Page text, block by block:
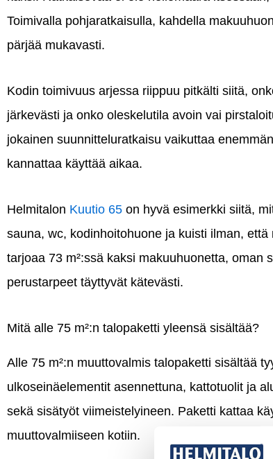
Toimivalla pohjaratkaisulla, kahdella
pärjää mukavasti.
Kodin toimivuus arjessa riippuu pitkälti siitä,
järkevästi ja onko oleskelutila avoin vai
jokainen suunnitteluratkaisu vaikuttaa
kannattaa käyttää aikaa.
Helmitalon Kuutio 65 on hyvä esimerkki siitä,
sauna, wc, kodinhoitohuone ja kuisti ilman,
tarjoaa 73 m²:ssä kaksi makuuhuonetta, oman
perustarpeet täyttyvät kätevästi.
Mitä alle 75 m²:n talopaketti yleensä sisältää?
Alle 75 m²:n muuttovalmis talopaketti sisältää
ulkoseinäelementit asennettuna, kattotuolit ja
sekä sisätyöt viimeistelyineen. Paketti kattaa
muuttovalmiiseen kotiin.